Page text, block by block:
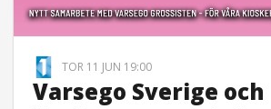
TOR 11 JUN 19:00
Varsego Sverige och